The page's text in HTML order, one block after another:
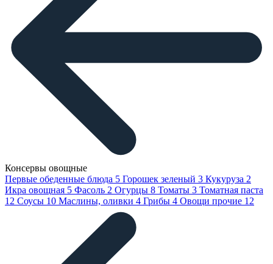
Консервы овощные
Первые обеденные блюда 5 Горошек зеленый 3 Кукуруза 2
Икра овощная 5 Фасоль 2 Огурцы 8 Томаты 3 Томатная паста
12 Соусы 10 Маслины, оливки 4 Грибы 4 Овощи прочие 12